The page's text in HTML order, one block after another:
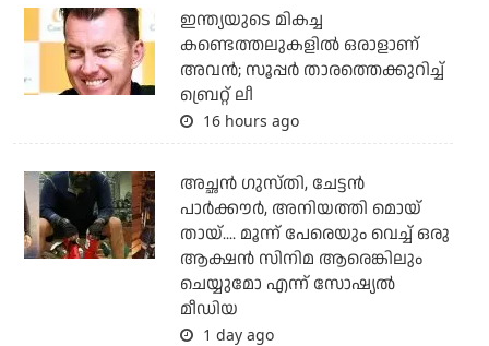
ഇന്ത്യയുടെ മികച്ച
കണ്ടെത്തലുകളില്‍ ഒരാളാണ്
അവന്‍; സൂപ്പര്‍ താരത്തെക്കുറിച്ച്
ബ്രെറ്റ് ലീ
16 hours ago
അച്ഛന്‍ ഗുസ്തി, ചേട്ടന്‍
പാര്‍ക്കൗര്‍, അനിയത്തി മൊയ്
തായ്.... മൂന്ന് പേരെയും വെച്ച് ഒരു
ആക്ഷന്‍ സിനിമ ആരെങ്കിലും
ചെയ്യുമോ എന്ന് സോഷ്യല്‍
മീഡിയ
1 day ago